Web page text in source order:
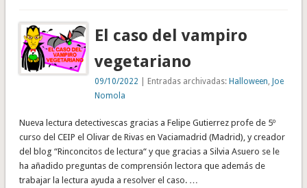
El caso del vampiro
vegetariano
09/10/2022 | Entradas archivadas: Halloween, Joe
Nomola
Nueva lectura detectivescas gracias a Felipe Gutierrez profe de 5º
curso del CEIP el Olivar de Rivas en Vaciamadrid (Madrid), y creador
del blog “Rinconcitos de lectura“ y que gracias a Silvia Asuero se le
ha añadido preguntas de comprensión lectora que además de
trabajar la lectura ayuda a resolver el caso. …